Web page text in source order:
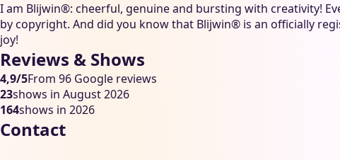
I am Blijwin®: cheerful, genuine and bursting with creativity!
by copyright. And did you know that Blijwin® is an officially
joy!
Reviews & Shows
4,9/5From 96 Google reviews
23shows in August 2026
164shows in 2026
Contact